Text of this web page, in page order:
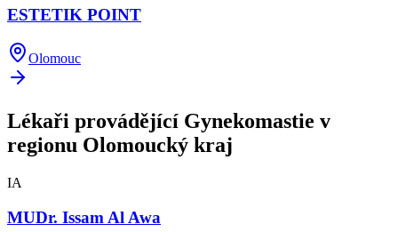
ESTETIK POINT
Olomouc
Lékaři provádějící Gynekomastie v
regionu Olomoucký kraj
IA
MUDr. Issam Al Awa